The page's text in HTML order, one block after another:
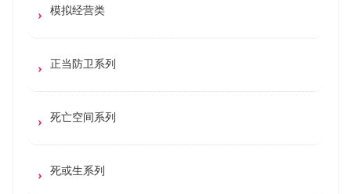
模拟经营类
正当防卫系列
死亡空间系列
死或生系列